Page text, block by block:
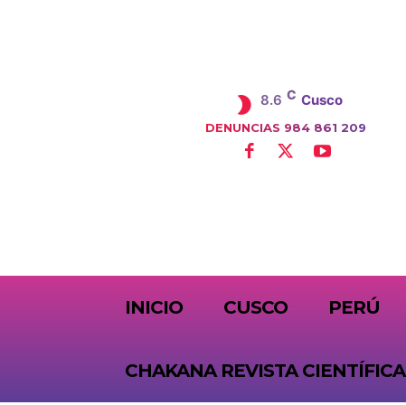
8.6 C Cusco
DENUNCIAS 984 861 209
INICIO CUSCO PERÚ
CHAKANA REVISTA CIENTÍFICA